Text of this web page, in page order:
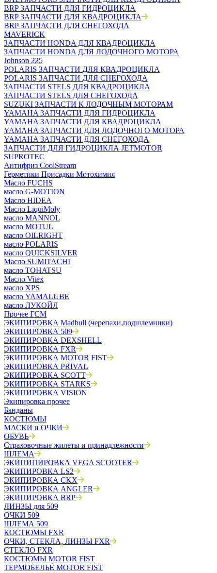
BRP ЗАПЧАСТИ ДЛЯ ГИДРОЦИКЛА
BRP ЗАПЧАСТИ ДЛЯ КВАДРОЦИКЛА
BRP ЗАПЧАСТИ ДЛЯ СНЕГОХОДА
MAVERICK
ЗАПЧАСТИ HONDA ДЛЯ КВАДРОЦИКЛА
ЗАПЧАСТИ HONDA ДЛЯ ЛОДОЧНОГО МОТОРА
Johnson 225
POLARIS ЗАПЧАСТИ ДЛЯ КВАДРОЦИКЛА
POLARIS ЗАПЧАСТИ ДЛЯ СНЕГОХОДА
ЗАПЧАСТИ STELS ДЛЯ КВАДРОЦИКЛА
ЗАПЧАСТИ STELS ДЛЯ СНЕГОХОДА
SUZUKI ЗАПЧАСТИ К ЛОДОЧНЫМ МОТОРАМ
YAMAHA ЗАПЧАСТИ ДЛЯ ГИДРОЦИКЛА
YAMAHA ЗАПЧАСТИ ДЛЯ КВАДРОЦИКЛА
YAMAHA ЗАПЧАСТИ ДЛЯ ЛОДОЧНОГО МОТОРА
YAMAHA ЗАПЧАСТИ ДЛЯ СНЕГОХОДА
ЗАПЧАСТИ ДЛЯ ГИДРОЦИКЛА JETMOTOR
SUPROTEC
Антифриз CoolStream
Герметики Присадки Мотохимия
Масло FUCHS
масло G-MOTION
Масло HIDEA
Масло LiquiMoly
масло MANNOL
масло MOTUL
масло OILRIGHT
масло POLARIS
масло QUICKSILVER
Масло SUMITACHI
масло TOHATSU
Масло Vitex
масло XPS
масло YAMALUBE
масло ЛУКОЙЛ
Прочее ГСМ
ЭКИПИРОВКА Madbull (черепахи,подшлемники)
ЭКИПИРОВКА 509
ЭКИПИРОВКА DEXSHELL
ЭКИПИРОВКА FXR
ЭКИПИРОВКА MOTOR FIST
ЭКИПИРОВКА PRIVAL
ЭКИПИРОВКА SCOTT
ЭКИПИРОВКА STARKS
ЭКИПИРОВКА VISION
Экипировка прочее
Банданы
КОСТЮМЫ
МАСКИ и ОЧКИ
ОБУВЬ
Страховочные жилеты и принадлежности
ШЛЕМА
ЭКИПИПИРОВКА VEGA SCOOTER
ЭКИПИРОВКА LS2
ЭКИПИРОВКА CKX
ЭКИПИРОВКА ANGLER
ЭКИПИРОВКА BRP
ЛИНЗЫ для 509
ОЧКИ 509
ШЛЕМА 509
КОСТЮМЫ FXR
ОЧКИ, СТЕКЛА, ЛИНЗЫ FXR
СТЕКЛО FXR
КОСТЮМЫ MOTOR FIST
ТЕРМОБЕЛЬЁ MOTOR FIST